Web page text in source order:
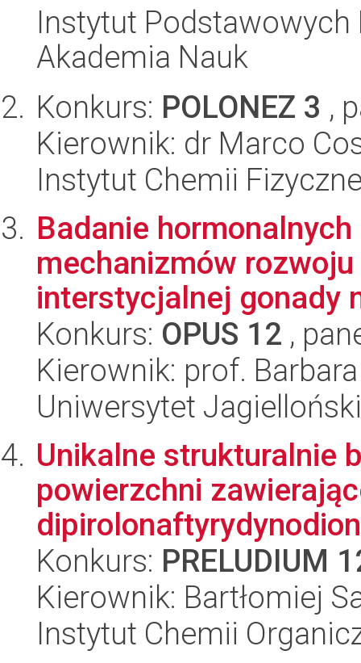
Instytut
Akademia Nauk
Konkurs: POLONEZ 3 ,
Kierownik: dr Marco
Instytut Chemii
Badanie
mechanizmów
interstycjalnej gonady
Konkurs: OPUS 12 ,
Kierownik: prof.
Uniwersytet
Unikalne strukturalnie
powierzchni
Konkurs: PRELUDIUM
Kierownik: Bartłomiej
Instytut Chemii